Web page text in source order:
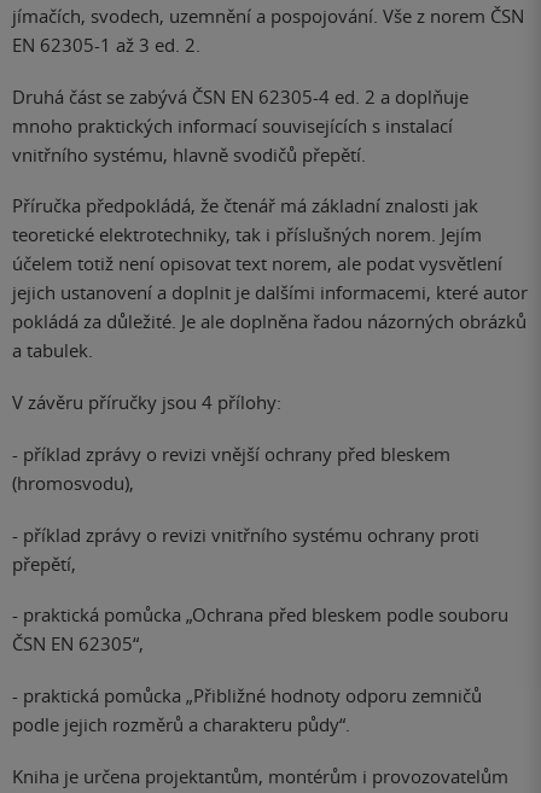
jímačích, svodech, uzemnění a pospojování. Vše z norem ČSN
EN 62305-1 až 3 ed. 2.
Druhá část se zabývá ČSN EN 62305-4 ed. 2 a doplňuje
mnoho praktických informací souvisejících s instalací
vnitřního systému, hlavně svodičů přepětí.
Příručka předpokládá, že čtenář má základní znalosti jak
teoretické elektrotechniky, tak i příslušných norem. Jejím
účelem totiž není opisovat text norem, ale podat vysvětlení
jejich ustanovení a doplnit je dalšími informacemi, které autor
pokládá za důležité. Je ale doplněna řadou názorných obrázků
a tabulek.
V závěru příručky jsou 4 přílohy:
- příklad zprávy o revizi vnější ochrany před bleskem
(hromosvodu),
- příklad zprávy o revizi vnitřního systému ochrany proti
přepětí,
- praktická pomůcka „Ochrana před bleskem podle souboru
ČSN EN 62305“,
- praktická pomůcka „Přibližné hodnoty odporu zemničů
podle jejich rozměrů a charakteru půdy“.
Kniha je určena projektantům, montérům i provozovatelům